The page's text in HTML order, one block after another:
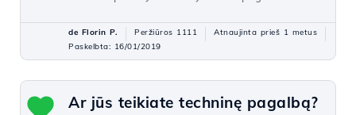
de Florin P. Peržiūros 1111
Atnaujinta prieš 1 metus
Paskelbta: 16/01/2019
Ar jūs teikiate techninę pagalbą?